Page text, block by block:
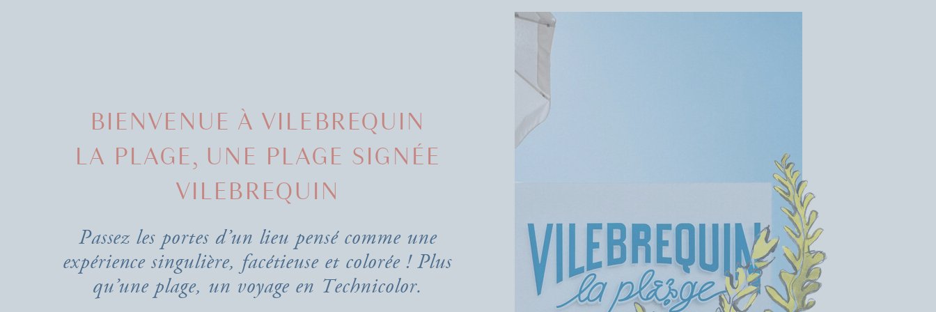
BIENVENUE À VILEBREQUIN
LA PLAGE, UNE PLAGE SIGNÉE
VILEBREQUIN
Passez les portes d’un lieu pensé comme une
expérience singulière, facétieuse et colorée ! Plus
qu’une plage, un voyage en Technicolor.